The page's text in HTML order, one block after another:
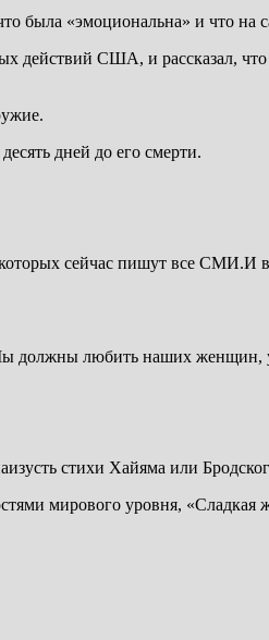
была «эмоциональна» и что на
действий США, и рассказал,
дней до его смерти.
которых сейчас пишут все
любить наших женщин,
стихи Хайяма или
мирового уровня,